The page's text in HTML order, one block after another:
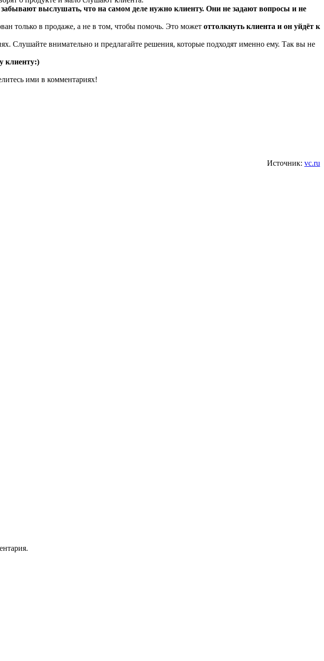
забывают выслушать, что на самом деле нужно клиенту. Они не задают вопросы и не
только в продаже, а не в том, чтобы помочь. Это может оттолкнуть клиента и он уйдёт к
Слушайте внимательно и предлагайте решения, которые подходят именно ему. Так вы не
клиенту:)
ими в комментариях!
Источник: vc.ru